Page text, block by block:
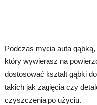
Podczas mycia auta
który wywierasz na
dostosować kształt gąbki
takich jak zagięcia czy
czyszczenia po użyciu.